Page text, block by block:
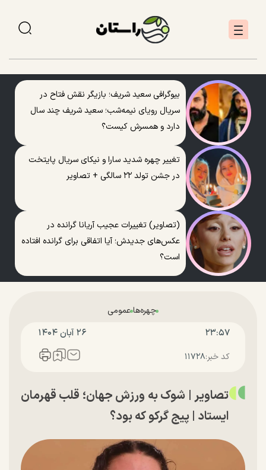
بیوگرافی سعید شریف؛ بازیگر نقش فتاح در
سریال رویای نیمه‌شب؛ سعید شریف چند سال
دارد و همسرش کیست؟
تغییر چهره شدید سارا و نیکای سریال پایتخت
در جشن تولد ۲۲ سالگی + تصاویر
(تصاویر) تغییرات عجیب آریانا گرانده در
عکس‌های جدیدش؛ آیا اتفاقی برای گرانده افتاده
است؟
چهره‌هاعمومی
۲۳:۵۷ ۲۶ آبان ۱۴۰۴
کد خبر:۱۱۷۲۸
تصاویر | شوک به ورزش جهان؛ قلب قهرمان
ایستاد | پیج گرکو که بود؟